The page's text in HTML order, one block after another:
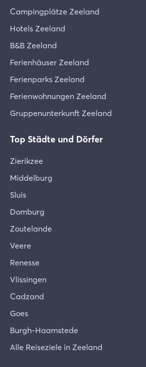
Campingplätze Zeeland
Hotels Zeeland
B&B Zeeland
Ferienhäuser Zeeland
Ferienparks Zeeland
Ferienwohnungen Zeeland
Gruppenunterkunft Zeeland
Top Städte und Dörfer
Zierikzee
Middelburg
Sluis
Domburg
Zoutelande
Veere
Renesse
Vlissingen
Cadzand
Goes
Burgh-Haamstede
Alle Reiseziele in Zeeland